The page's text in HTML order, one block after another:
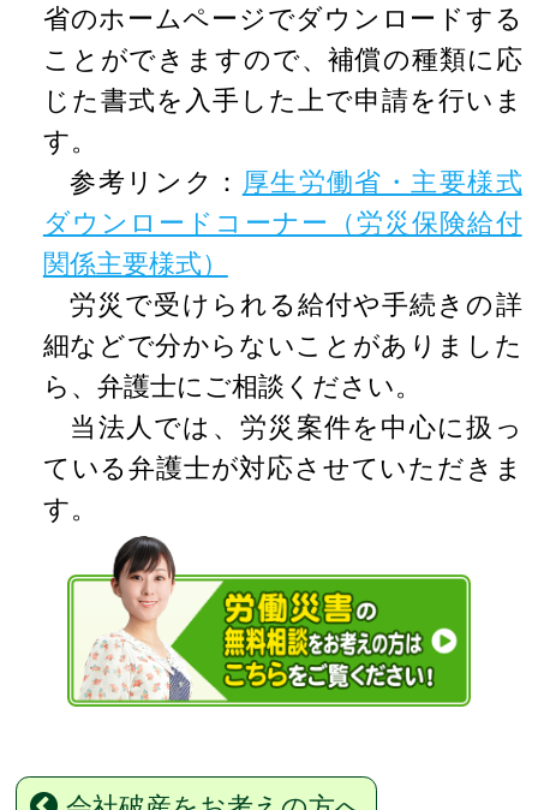
省のホームページでダウンロードする
ことができますので、補償の種類に応
じた書式を入手した上で申請を行いま
す。
参考リンク： 厚生労働省・主要様式
ダウンロードコーナー（労災保険給付
関係主要様式）
労災で受けられる給付や手続きの詳
細などで分からないことがありました
ら、弁護士にご相談ください。
当法人では、労災案件を中心に扱っ
ている弁護士が対応させていただきま
す。